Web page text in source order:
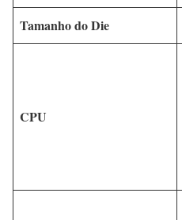
Tamanho do Die
CPU